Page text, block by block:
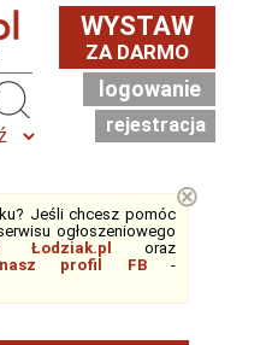
WYSTAW
ZA DARMO
logowanie
rejestracja
Jeśli chcesz pomóc
ogłoszeniowego
Łodziak.pl
oraz
nasz profil FB-
⊗